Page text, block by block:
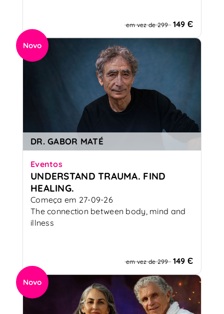
em vez de 299 149 Є
Novo
DR. GABOR MATÉ
Eventos
UNDERSTAND TRAUMA. FIND
HEALING.
Começa em 27-09-26
The connection between body, mind and
illness
em vez de 299 149 Є
Novo